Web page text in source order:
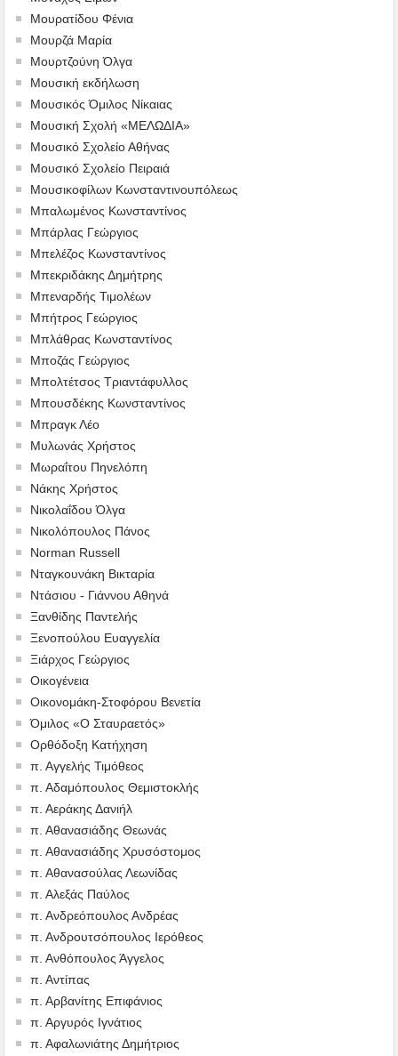
Μουρατίδου Φένια
Μουρζά Μαρία
Μουρτζούνη Όλγα
Μουσική εκδήλωση
Μουσικός Όμιλος Νίκαιας
Μουσική Σχολή «ΜΕΛΩΔΙΑ»
Μουσικό Σχολείο Αθήνας
Μουσικό Σχολείο Πειραιά
Μουσικοφίλων Κωνσταντινουπόλεως
Μπαλωμένος Κωνσταντίνος
Μπάρλας Γεώργιος
Μπελέζος Κωνσταντίνος
Μπεκριδάκης Δημήτρης
Μπεναρδής Τιμολέων
Μπήτρος Γεώργιος
Μπλάθρας Κωνσταντίνος
Μποζάς Γεώργιος
Μπολτέτσος Τριαντάφυλλος
Μπουσδέκης Κωνσταντίνος
Μπραγκ Λέο
Μυλωνάς Χρήστος
Μωραΐτου Πηνελόπη
Νάκης Χρήστος
Νικολαΐδου Όλγα
Νικολόπουλος Πάνος
Norman Russell
Νταγκουνάκη Βικταρία
Ντάσιου - Γιάννου Αθηνά
Ξανθίδης Παντελής
Ξενοπούλου Ευαγγελία
Ξιάρχος Γεώργιος
Οικογένεια
Οικονομάκη-Στοφόρου Βενετία
Όμιλος «Ο Σταυραετός»
Ορθόδοξη Κατήχηση
π. Αγγελής Τιμόθεος
π. Αδαμόπουλος Θεμιστοκλής
π. Αεράκης Δανιήλ
π. Αθανασιάδης Θεωνάς
π. Αθανασιάδης Χρυσόστομος
π. Αθανασούλας Λεωνίδας
π. Αλεξάς Παύλος
π. Ανδρεόπουλος Ανδρέας
π. Ανδρουτσόπουλος Ιερόθεος
π. Ανθόπουλος Άγγελος
π. Αντίπας
π. Αρβανίτης Επιφάνιος
π. Αργυρός Ιγνάτιος
π. Αφαλωνιάτης Δημήτριος